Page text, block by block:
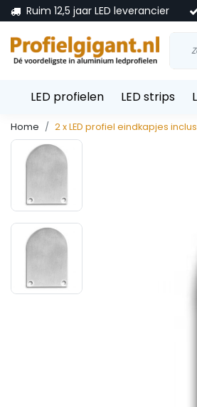
Ruim 12,5 jaar LED leverancier
LED profielen LED strips
Home 2 x LED profiel eindkapjes